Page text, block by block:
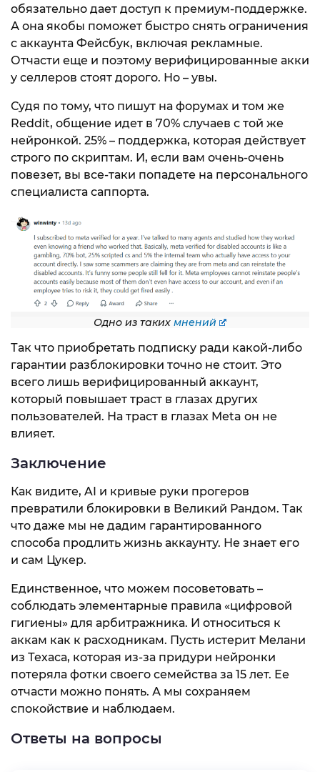
обязательно дает доступ к премиум-поддержке.
А она якобы поможет быстро снять ограничения
с аккаунта Фейсбук, включая рекламные.
Отчасти еще и поэтому верифицированные акки
у селлеров стоят дорого. Но – увы.
Судя по тому, что пишут на форумах и том же
Reddit, общение идет в 70% случаев с той же
нейронкой. 25% – поддержка, которая действует
строго по скриптам. И, если вам очень-очень
повезет, вы все-таки попадете на персонального
специалиста саппорта.
Одно из таких мнений
Так что приобретать подписку ради какой-либо
гарантии разблокировки точно не стоит. Это
всего лишь верифицированный аккаунт,
который повышает траст в глазах других
пользователей. На траст в глазах Meta он не
влияет.
Заключение
Как видите, AI и кривые руки прогеров
превратили блокировки в Великий Рандом. Так
что даже мы не дадим гарантированного
способа продлить жизнь аккаунту. Не знает его
и сам Цукер.
Единственное, что можем посоветовать –
соблюдать элементарные правила «цифровой
гигиены» для арбитражника. И относиться к
аккам как к расходникам. Пусть истерит Мелани
из Техаса, которая из-за придури нейронки
потеряла фотки своего семейства за 15 лет. Ее
отчасти можно понять. А мы сохраняем
спокойствие и наблюдаем.
Ответы на вопросы